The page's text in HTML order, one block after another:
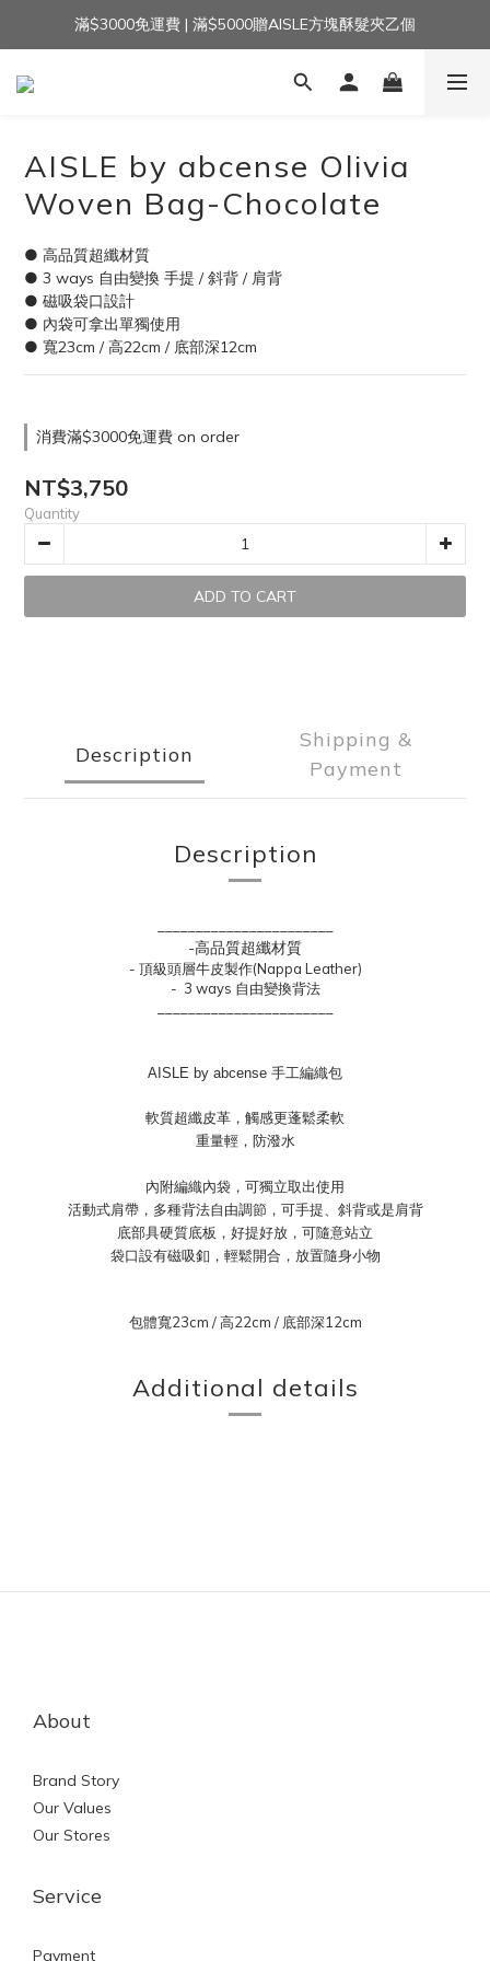
加入官方LINE｜領$100 👉
滿$3000免運費 | 滿$5000贈AISLE方塊酥髮夾乙個
加入官方LINE｜領$100 👉
AISLE by abcense Olivia
Woven Bag-Chocolate
● 高品質超纖材質
● 3 ways 自由變換 手提 / 斜背 / 肩背
● 磁吸袋口設計
● 內袋可拿出單獨使用
● 寬23cm / 高22cm / 底部深12cm
消費滿$3000免運費 on order
NT$3,750
Quantity
ADD TO CART
Description
Shipping &
Payment
Description
-高品質超纖材質
- 頂級頭層牛皮製作(Nappa Leather)
- 3 ways 自由變換背法
AISLE by abcense 手工編織包
軟質超纖皮革，觸感更蓬鬆柔軟
重量輕，防潑水
內附編織內袋，可獨立取出使用
活動式肩帶，多種背法自由調節，可手提、 斜背或是肩背
底部具硬質底板，好提好放，可隨意站立
袋口設有磁吸釦，輕鬆開合，放置隨身小物
包體寬23cm / 高22cm / 底部深12cm
Additional details
About
Brand Story
Our Values
Our Stores
Service
Payment